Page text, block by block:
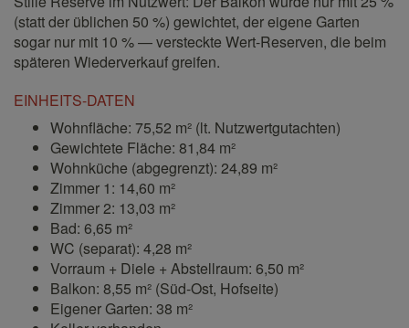
(statt der üblichen 50 %) gewichtet, der eigene Garten
sogar nur mit 10 % — versteckte Wert-Reserven, die beim
späteren Wiederverkauf greifen.
EINHEITS-DATEN
Wohnfläche: 75,52 m² (lt. Nutzwertgutachten)
Gewichtete Fläche: 81,84 m²
Wohnküche (abgegrenzt): 24,89 m²
Zimmer 1: 14,60 m²
Zimmer 2: 13,03 m²
Bad: 6,65 m²
WC (separat): 4,28 m²
Vorraum + Diele + Abstellraum: 6,50 m²
Balkon: 8,55 m² (Süd-Ost, Hofseite)
Eigener Garten: 38 m²